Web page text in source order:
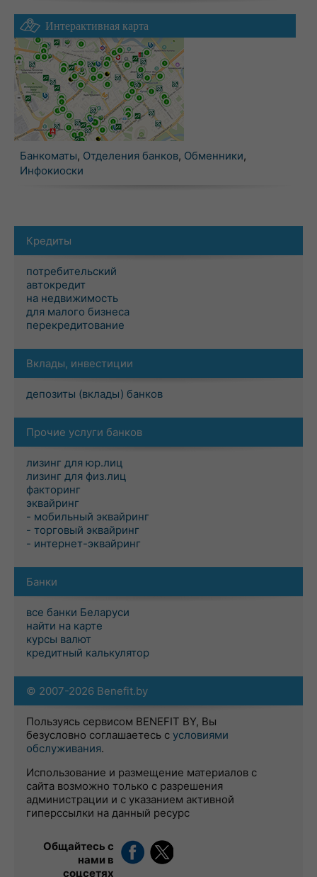
Интерактивная карта
Банкоматы, Отделения банков, Обменники,
Инфокиоски
Кредиты
потребительский
автокредит
на недвижимость
для малого бизнеса
перекредитование
Вклады, инвестиции
депозиты (вклады) банков
Прочие услуги банков
лизинг для юр.лиц
лизинг для физ.лиц
факторинг
эквайринг
- мобильный эквайринг
- торговый эквайринг
- интернет-эквайринг
Банки
все банки Беларуси
найти на карте
курсы валют
кредитный калькулятор
© 2007-2026 Benefit.by
Пользуясь сервисом BENEFIT BY, Вы
безусловно соглашаетесь с условиями
обслуживания.
Использование и размещение материалов с
сайта возможно только с разрешения
администрации и с указанием активной
гиперссылки на данный ресурс
Общайтесь с
нами в
соцсетях